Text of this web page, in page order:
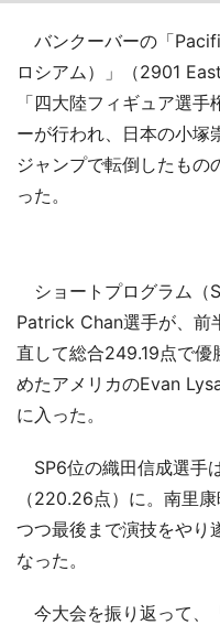
バンクーバーの「
ロシアム）」（2901
「四大陸フィギュア選
ーが行われ、日本の小塚
ジャンプで転倒したもの
った。
ショートプログラム（
Patrick Chan選手が、前
直して総合249.19点で
めたアメリカのEvan
に入った。
SP6位の織田信成選手
（220.26点）に。南里
つつ最後まで演技をやり
なった。
今大会を振り返って、